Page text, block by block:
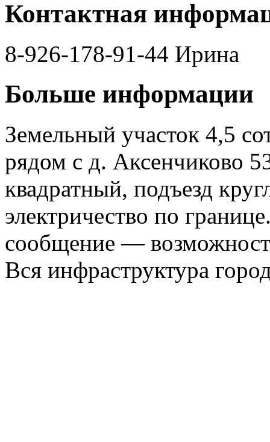
Контактная
8-926-178-91-44 Ирина
Больше информации
Земельный участок 4,5
рядом с д. Аксенчиково
квадратный, подъезд
электричество по
сообщение —
Вся инфраструктура